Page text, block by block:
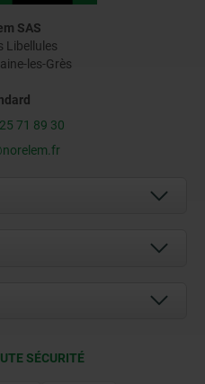
SAS
Libellules
les-Grès
71 89 30
SÉCURITÉ